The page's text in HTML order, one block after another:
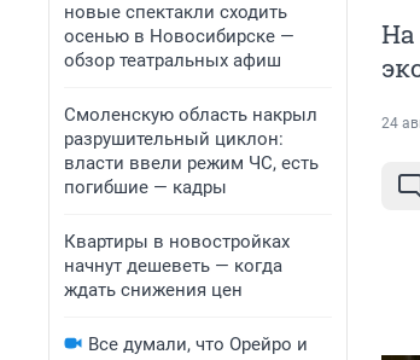
новые спектакли сходить
осенью в Новосибирске —
обзор театральных афиш
Смоленскую область накрыл
разрушительный циклон:
власти ввели режим ЧС, есть
погибшие — кадры
Квартиры в новостройках
начнут дешеветь — когда
ждать снижения цен
Все думали, что Орейро и
На
24